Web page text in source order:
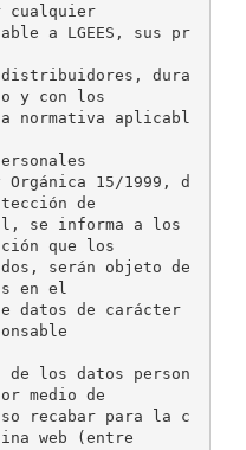
cualquier
a LGEES, sus pr
distribuidores, dura
y con los
normativa aplicabl
Orgánica 15/1999, d
de
se informa a los
que los
serán objeto de
en el
datos de carácter
de los datos person
medio de
recabar para la c
web (entre